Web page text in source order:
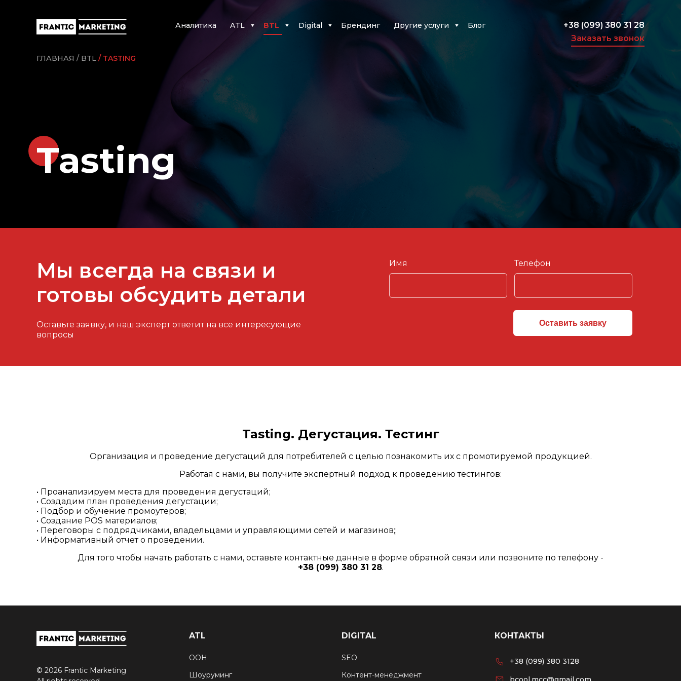
Аналитика ATL ▼
In Home
BTL ▼ Digital ▼ Брендинг Другие услуги ▼
Разработка
Графический
дизайн
Рекламные
ролики
Блог
+38 (099) 380 31 28
Заказать звонок
ГЛАВНАЯ BTL TASTING
Tasting
Мы всегда на связи и
готовы обсудить детали
Оставьте заявку, и наш эксперт ответит на все интересующие
вопросы
Имя Телефон
Оставить заявку
Tasting. Дегустация. Тестинг
Организация и проведение дегустаций для потребителей с целью познакомить их с промотируемой продукцией.
Работая с нами, вы получите экспертный подход к проведению тестингов:
• Проанализируем места для проведения дегустаций;
• Создадим план проведения дегустации;
• Подбор и обучение промоутеров;
• Создание POS материалов;
• Переговоры с подрядчиками, владельцами и управляющими сетей и магазинов;;
• Информативный отчет о проведении.
Для того чтобы начать работать с нами, оставьте контактные данные в форме обратной связи или позвоните по телефону -
+38 (099) 380 31 28.
© 2026 Frantic Marketing
ATL
ООН
Шоуруминг
DIGITAL
SEO
Контент-менеджмент
КОНТАКТЫ
+38 (099) 380 3128